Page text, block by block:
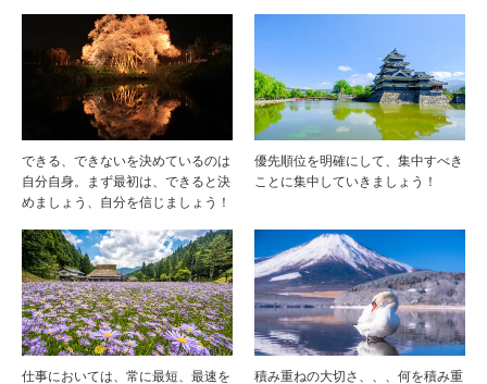
できる、できないを決めているのは
自分自身。まず最初は、できると決
めましょう、自分を信じましょう！
優先順位を明確にして、集中すべき
ことに集中していきましょう！
仕事においては、常に最短、最速を
積み重ねの大切さ、、、何を積み重